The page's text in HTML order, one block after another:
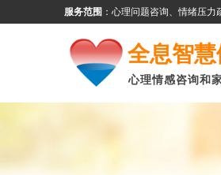
服务范围 ： 心理问题咨询、情绪压力
全息智
心理情感咨询和